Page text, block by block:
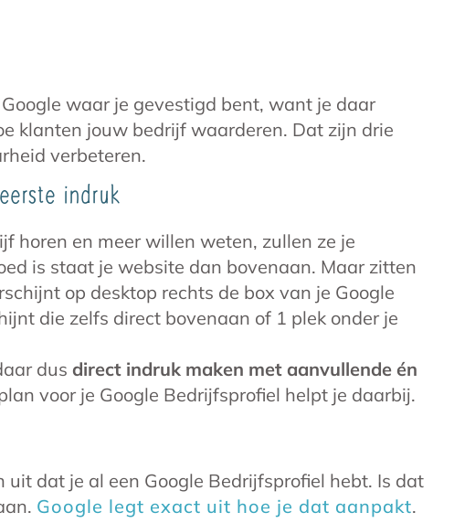
waar je gevestigd bent, want je daar
klanten jouw bedrijf waarderen. Dat zijn drie
verbeteren.
indruk
horen en meer willen weten, zullen ze je
is staat je website dan bovenaan. Maar zitten
op desktop rechts de box van je Google
die zelfs direct bovenaan of 1 plek onder je
dus direct indruk maken met aanvullende én
voor je Google Bedrijfsprofiel helpt je daarbij.
uit dat je al een Google Bedrijfsprofiel hebt. Is dat
Google legt exact uit hoe je dat aanpakt.